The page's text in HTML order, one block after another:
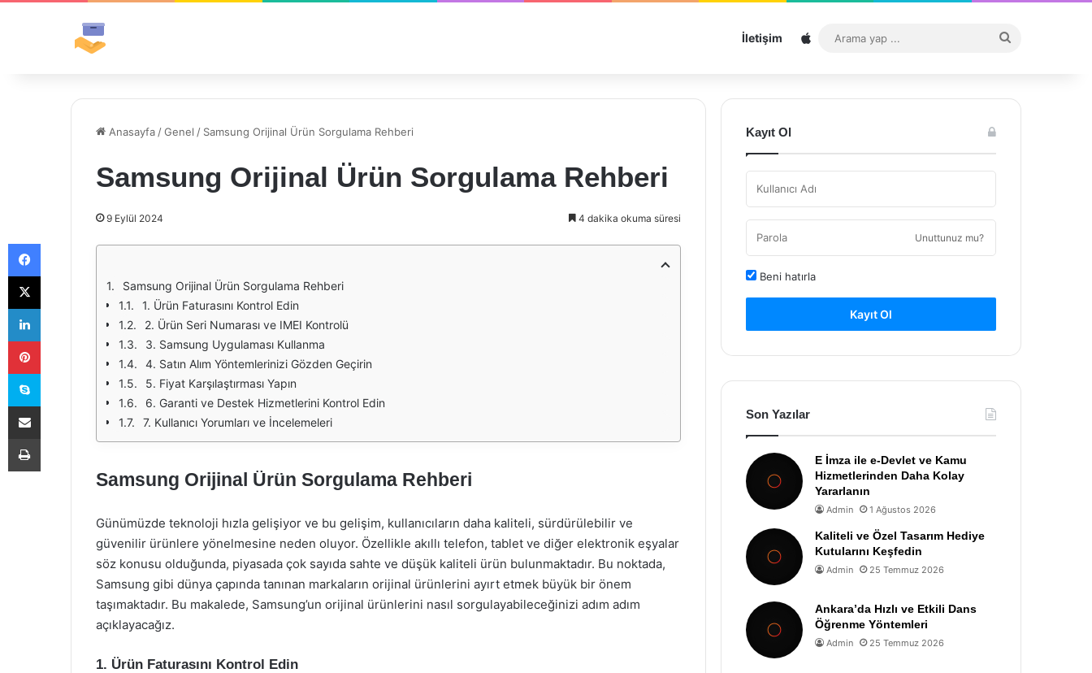
İletişim Sitemap
...
Anasayfa /Genel / Samsung Orijinal Ürün Sorgulama Rehberi
Samsung Orijinal Ürün Sorgulama Rehberi
9 Eylül 2024 4 dakika okuma süresi
Samsung Orijinal Ürün Sorgulama Rehberi
1. Ürün Faturasını Kontrol Edin
2. Ürün Seri Numarası ve IMEI Kontrolü
3. Samsung Uygulaması Kullanma
4. Satın Alım Yöntemlerinizi Gözden Geçirin
5. Fiyat Karşılaştırması Yapın
6. Garanti ve Destek Hizmetlerini Kontrol Edin
7. Kullanıcı Yorumları ve İncelemeleri
Samsung Orijinal Ürün Sorgulama Rehberi
Günümüzde teknoloji hızla gelişiyor ve bu gelişim, kullanıcıların daha kaliteli, sürdürülebilir ve
güvenilir ürünlere yönelmesine neden oluyor. Özellikle akıllı telefon, tablet ve diğer elektronik eşyalar
söz konusu olduğunda, piyasada çok sayıda sahte ve düşük kaliteli ürün bulunmaktadır. Bu noktada,
Samsung gibi dünya çapında tanınan markaların orijinal ürünlerini ayırt etmek büyük bir önem
taşımaktadır. Bu makalede, Samsung’un orijinal ürünlerini nasıl sorgulayabileceğinizi adım adım
açıklayacağız.
1. Ürün Faturasını Kontrol Edin
Kayıt Ol
Unuttunuz mu?
Beni hatırla
Kayıt Ol
Son Yazılar
E İmza ile e-Devlet ve Kamu
Hizmetlerinden Daha Kolay
Yararlanın
Admin 1 Ağustos 2026
Kaliteli ve Özel Tasarım Hediye
Kutularını Keşfedin
Admin 25 Temmuz 2026
Ankara’da Hızlı ve Etkili Dans
Öğrenme Yöntemleri
Admin 25 Temmuz 2026
Facebook
X
LinkedIn
Pinterest
Skype
E-Posta ile paylaş